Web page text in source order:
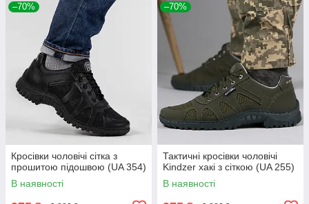
–70%
Кросівки чоловічі сітка з
прошитою підошвою (UA 354)
В наявності
–70%
Тактичні кросівки чоловічі
Kindzer хакі з сіткою (UA 255)
В наявності